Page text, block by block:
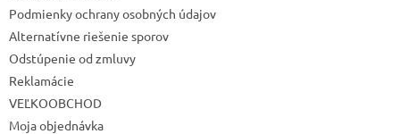
Podmienky ochrany osobných údajov
Alternatívne riešenie sporov
Odstúpenie od zmluvy
Reklamácie
VEĽKOOBCHOD
Moja objednávka